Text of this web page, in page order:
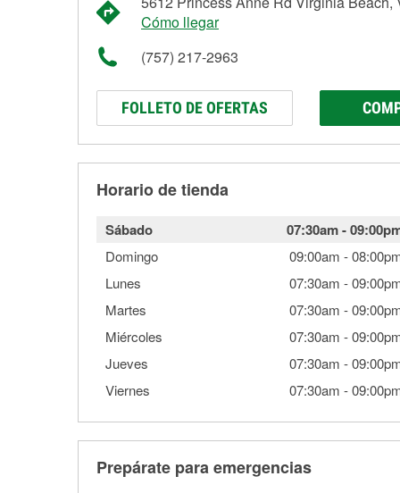
Cómo llegar
(757) 217-2963
FOLLETO DE OFERTAS
Horario de tienda
Sábado 07:30am-
Domingo 09:00am -
Lunes
07:30am -
Martes
07:30am -
Miércoles
07:30am -
Jueves
07:30am -
Viernes
07:30am -
Prepárate para emergencias